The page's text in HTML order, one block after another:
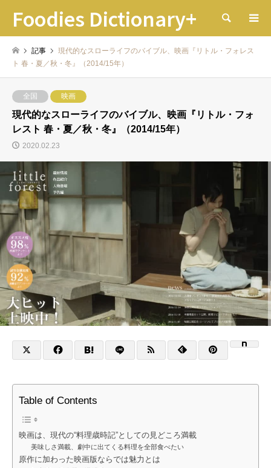
Foodies Dictionary+ 検索
記事
現代的なスローライフのバイブル、映画『リトル・フォレス
ト 春・夏／秋・冬』（2014/15年）
全国 映画
現代的なスローライフのバイブル、映画『リトル・フォ
レスト 春・夏／秋・冬』（2014/15年）
2020.02.23
Table of Contents
映画は、現代の“料理歳時記”としての見どころ満載
美味しさ満載、劇中に出てくる料理を全部食べたい
原作に加わった映画版ならでは魅力とは